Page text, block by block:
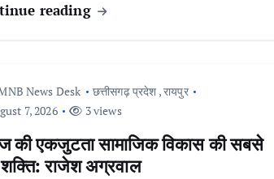
reading
News Desk छत्तीसगढ़ प्रदेश ,रायपुर
7, 2026
3 views
की एकजुटता सामाजिक विकास की सबसे
राजेश अग्रवाल